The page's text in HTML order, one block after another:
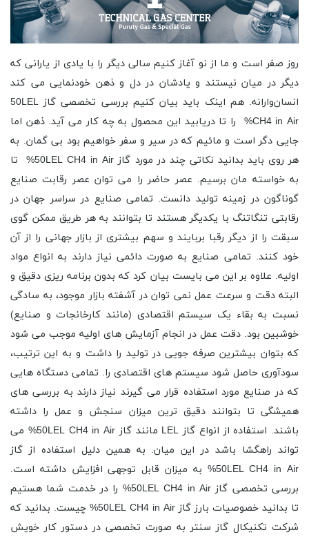
روز صفر است و ما از نو آغاز کنیم سالی دیگر را با یادی از یارانی که
دیگر در میان نیستند و یادشان در دل و ذهن خودنمایی می کند
انسان‌وارانه. هم اینک باید بیان کنیم بررسی تخصصی گاز 50LEL
CH4 in Air% را تا دریابید این محصول به چه کار می آید. ذهن اما
جایی دگر است و مائیم که در سیر و سفر خواهیم بود بی گمان. به
هر روی باید بدانید نکاتی چند در مورد گاز 50LEL CH4 in Air% تا
به خواسته مان برسیم. عصر حاضر را می توان عصر رقابت صنایع
گوناگون در زمینه تولید دانست. تمامی صنایع در سراسر جهان در
رقابتی تنگاتنگ با یکدیگر هستند تا بتوانند به هر طریق ممکن گوی
سبقت را از دیگر رقبا بربایند و سهم بیشتری از بازار جهانی را از آن
خود کنند. تمامی صنایع به صورت دائمی نیاز دارند به انواع مواد
اولیه. علاوه بر این می بایست بیان کرد که بدون برنامه ریزی دقیق و
البته دقت و سرعت عمل نمی توان در آشفته بازار موجود، به سادگی
نسبت به بقاء یک سیستم اقتصادی (مانند کارخانجات و صنایع)
خوشبین بود. دقت عمل در انجام آزمایش های اولیه موجب می شود
که بتوان بیشترین صرفه جویی در تولید را داشت و به این ترتیب،
سودآوری حاصل شود سیستم های اقتصادی را. تمامی دستگاه هایی
که در صنایع مورد استفاده قرار می گیرند نیاز دارند به بررسی های
همیشگی تا بتوانند دقیق ترین میزان سنجش و عمل را داشته
باشند. استفاده از انواع گاز LEL مانند گاز 50LEL CH4 in Air% می
تواند راهگشا باشد در این میان. به همین دلیل استفاده از گاز
50LEL CH4 in Air% به میزان قابل توجهی افزایش داشته است.
بررسی تخصصی گاز 50LEL CH4 in Air% را در خدمت شما هستیم
تا بدانید خصوصیات بارز گاز 50LEL CH4 in Air% چیست. بدانید که
شرکت تکنیکال گاز سنتر به صورت تخصصی در دستور کار خویش